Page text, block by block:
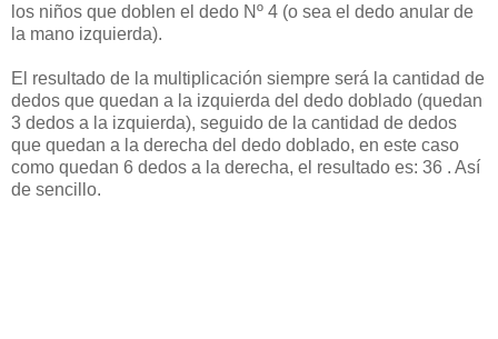
los niños que doblen el dedo Nº 4 (o sea el dedo anular de
la mano izquierda).
El resultado de la multiplicación siempre será la cantidad de
dedos que quedan a la izquierda del dedo doblado (quedan
3 dedos a la izquierda), seguido de la cantidad de dedos
que quedan a la derecha del dedo doblado, en este caso
como quedan 6 dedos a la derecha, el resultado es: 36 . Así
de sencillo.